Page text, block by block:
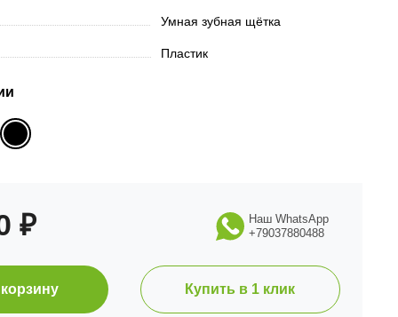
Умная зубная щётка
Пластик
₽
Наш WhatsApp
+79037880488
Купить в 1 клик